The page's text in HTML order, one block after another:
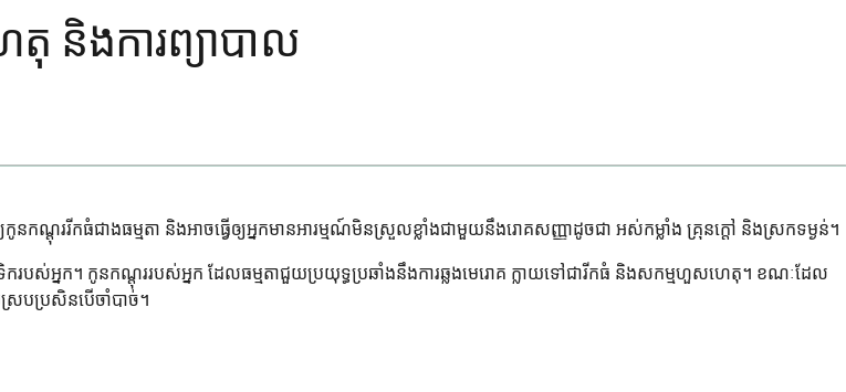
និងការព្យាបាល
តុររីកធំជាងធម្មតា និងអាចធ្វើឲ្យអ្នកមានអារម្មណ៍មិនស្រួលខ្លាំងជាមួយនឹងរោគសញ្ញាដូចជា អស់កម្លាំង គ្រុនក្តៅ និងស្រកទម្ងន់។
ទិករបស់អ្នក។ កូនកណ្តុររបស់អ្នក ដែលធម្មតាជួយប្រយុទ្ធប្រឆាំងនឹងការឆ្លងមេរោគ ក្លាយទៅជារីកធំ និងសកម្មហួសហេតុ។ ខណៈដែល
របប្រសិនបើចាំបាច់។